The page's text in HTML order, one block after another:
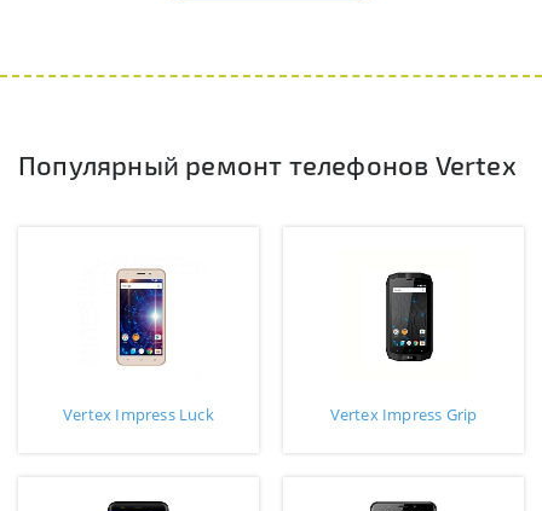
Популярный ремонт телефонов Vertex
Vertex Impress Luck Vertex Impress Grip